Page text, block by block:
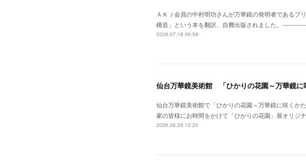
ＡＫＪ会員の中村明功さんが万華鏡の発明者である
構造」という本を翻訳、自費出版されました。
2026.07.18 06:58
仙台万華鏡美術館 「ひかりの花園～万華鏡に
仙台万華鏡美術館で「ひかりの花園～万華鏡に咲くか
家の皆様にお時間をかけて「ひかりの花園」展オリ
2026.06.29 12:20